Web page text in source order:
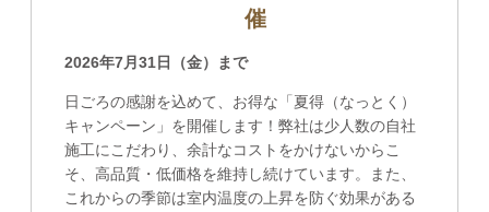
催
2026年7月31日（金）まで
日ごろの感謝を込めて、お得な「夏得（なっとく）
キャンペーン」を開催します！弊社は少人数の自社
施工にこだわり、余計なコストをかけないからこ
そ、高品質・低価格を維持し続けています。また、
これからの季節は室内温度の上昇を防ぐ効果がある